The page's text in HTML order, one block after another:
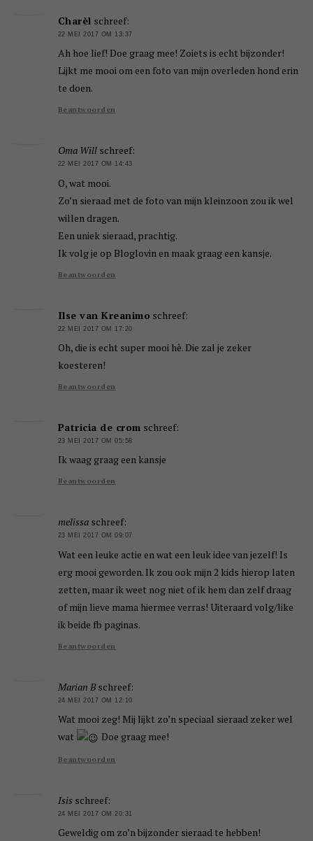
Charèl schreef:
22 MEI 2017 OM 13:37
Ah hoe lief! Doe graag mee! Zoiets is echt bijzonder!
Lijkt me mooi om een foto van mijn overleden hond erin
te doen.
Beantwoorden
Oma Will schreef:
22 MEI 2017 OM 14:43
O, wat mooi.
Zo’n sieraad met de foto van mijn kleinzoon zou ik wel
willen dragen.
Een uniek sieraad, prachtig.
Ik volg je op Bloglovin en maak graag een kansje.
Beantwoorden
Ilse van Kreanimo schreef:
22 MEI 2017 OM 17:20
Oh, die is echt super mooi hè. Die zal je zeker
koesteren!
Beantwoorden
Patricia de crom schreef:
23 MEI 2017 OM 05:58
Ik waag graag een kansje
Beantwoorden
melissa schreef:
23 MEI 2017 OM 09:07
Wat een leuke actie en wat een leuk idee van jezelf! Is
erg mooi geworden. Ik zou ook mijn 2 kids hierop laten
zetten, maar ik weet nog niet of ik hem dan zelf draag
of mijn lieve mama hiermee verras! Uiteraard volg/like
ik beide fb paginas.
Beantwoorden
Marian B schreef:
24 MEI 2017 OM 12:10
Wat mooi zeg! Mij lijkt zo’n speciaal sieraad zeker wel
wat
Doe graag mee!
Beantwoorden
Isis schreef:
24 MEI 2017 OM 20:31
Geweldig om zo’n bijzonder sieraad te hebben!